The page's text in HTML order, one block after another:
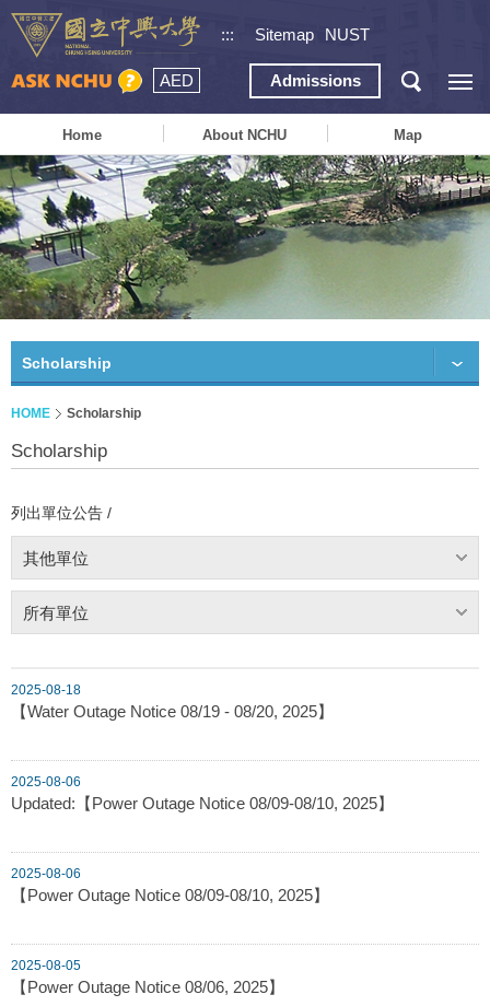
::: Sitemap NUST
AED Admissions
Home About NCHU Map
Scholarship
HOME Scholarship
Scholarship
列出單位公告 /
其他單位
所有單位
2025-08-18
【Water Outage Notice 08/19 - 08/20, 2025】
2025-08-06
Updated:【Power Outage Notice 08/09-08/10, 2025】
2025-08-06
【Power Outage Notice 08/09-08/10, 2025】
2025-08-05
【Power Outage Notice 08/06, 2025】